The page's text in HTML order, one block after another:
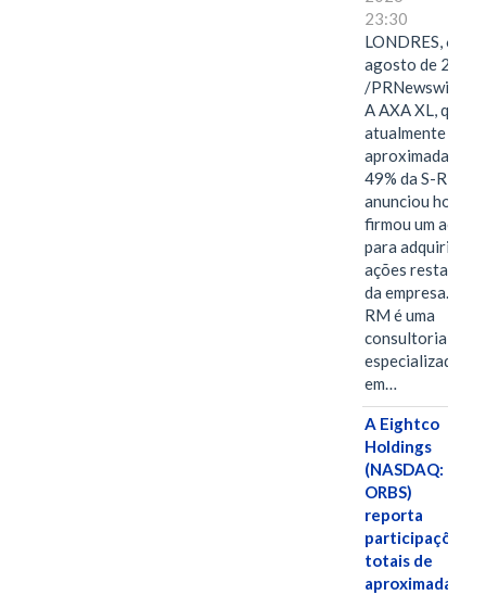
23:30
LONDRES, 6 de
agosto de 2026
/PRNewswire/ --
A AXA XL, que
atualmente
49% da S-RM,
anunciou hoje
firmou um
para adquirir as
ações restantes
da empresa. A S-
RM é uma
consultoria
especializada
em…
A Eightco
Holdings
(NASDAQ:
ORBS)
reporta
participações
totais de